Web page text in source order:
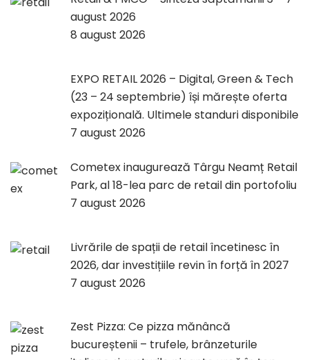
august 2026
8 august 2026
EXPO RETAIL 2026 – Digital, Green & Tech
(23 – 24 septembrie) își mărește oferta
expozițională. Ultimele standuri disponibile
7 august 2026
Cometex inaugurează Târgu Neamț Retail
Park, al 18-lea parc de retail din portofoliu
7 august 2026
Livrările de spații de retail încetinesc în
2026, dar investițiile revin în forță în 2027
7 august 2026
Zest Pizza: Ce pizza mănâncă
bucureștenii – trufele, brânzeturile